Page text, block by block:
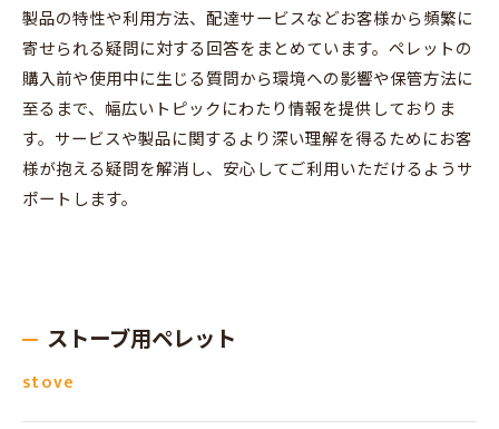
製品の特性や利用方法、配達サービスなどお客様から頻繁に
寄せられる疑問に対する回答をまとめています。ペレットの
購入前や使用中に生じる質問から環境への影響や保管方法に
至るまで、幅広いトピックにわたり情報を提供しておりま
す。サービスや製品に関するより深い理解を得るためにお客
様が抱える疑問を解消し、安心してご利用いただけるようサ
ポートします。
ストーブ用ペレット
stove